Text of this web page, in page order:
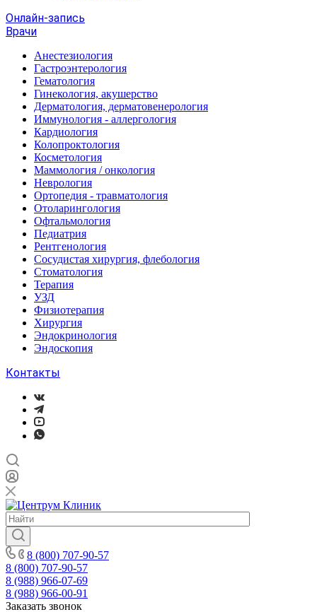
Онлайн-запись
Врачи
Анестезиология
Гастроэнтерология
Гематология
Гинекология, акушерство
Дерматология, дерматовенерология
Иммунология - аллергология
Кардиология
Колопроктология
Косметология
Маммология / онкология
Неврология
Ортопедия - травматология
Отоларингология
Офтальмология
Педиатрия
Рентгенология
Сосудистая хирургия, флебология
Стоматология
Терапия
УЗД
Физиотерапия
Хирургия
Эндокринология
Эндоскопия
Контакты
8 (800) 707-90-57
8 (800) 707-90-57
8 (988) 966-07-69
8 (988) 966-00-91
Заказать звонок